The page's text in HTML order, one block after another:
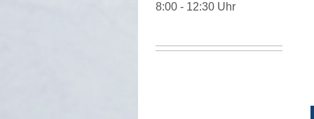
8:00 - 12:30 Uhr